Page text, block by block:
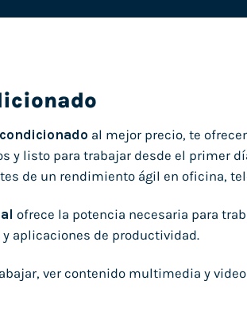
al mejor precio, te
y listo para trabajar desde el primer
de un rendimiento ágil en oficina,
ofrece la potencia necesaria para
aplicaciones de productividad.
ver contenido multimedia y